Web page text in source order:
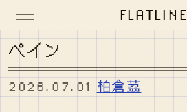
FLATLINE
ペイン
2026.07.01 柏倉茘